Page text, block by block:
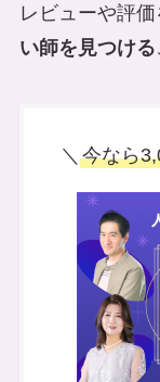
レビューや評価
い師を見つける
＼ 今なら